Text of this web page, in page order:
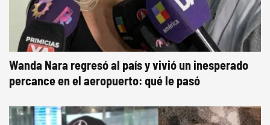
Wanda Nara regresó al país y vivió un inesperado
percance en el aeropuerto: qué le pasó